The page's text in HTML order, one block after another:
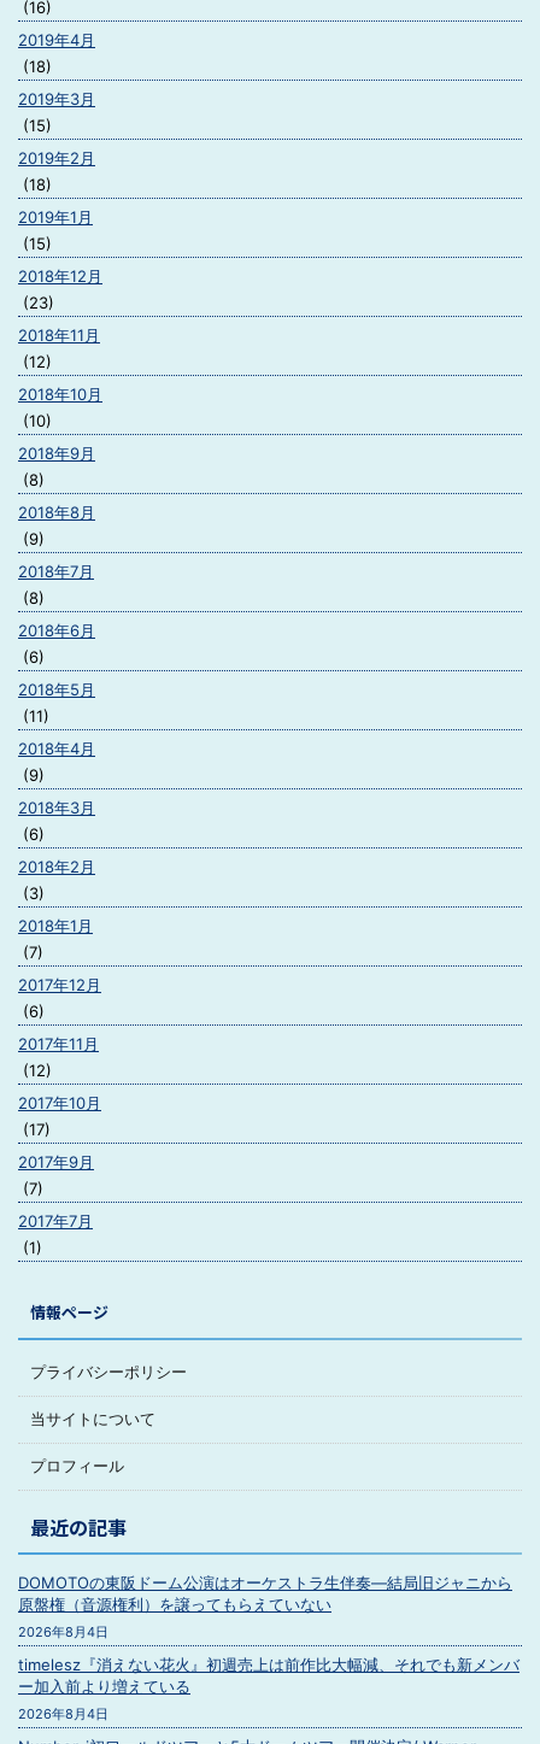
(16)
2019年4月
(18)
2019年3月
(15)
2019年2月
(18)
2019年1月
(15)
2018年12月
(23)
2018年11月
(12)
2018年10月
(10)
2018年9月
(8)
2018年8月
(9)
2018年7月
(8)
2018年6月
(6)
2018年5月
(11)
2018年4月
(9)
2018年3月
(6)
2018年2月
(3)
2018年1月
(7)
2017年12月
(6)
2017年11月
(12)
2017年10月
(17)
2017年9月
(7)
2017年7月
(1)
情報ページ
プライバシーポリシー
当サイトについて
プロフィール
最近の記事
DOMOTOの東阪ドーム公演はオーケストラ生伴奏―結局旧ジャニから
原盤権（音源権利）を譲ってもらえていない
2026年8月4日
timelesz『消えない花火』初週売上は前作比大幅減、それでも新メンバ
ー加入前より増えている
2026年8月4日